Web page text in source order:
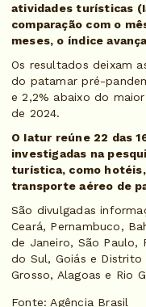
atividades turísticas
comparação com o
meses, o índice
Os resultados deixam
do patamar pré-
e 2,2% abaixo do
de 2024.
O Iatur reúne 22 das
investigadas na
turística, como
transporte aéreo de
São divulgadas
Ceará, Pernambuco,
de Janeiro, São Paulo,
do Sul, Goiás e Distrito
Grosso, Alagoas e Rio
Fonte: Agência Brasil